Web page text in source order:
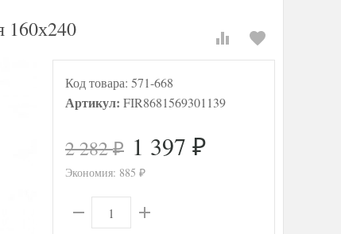
160х240
Код товара: 571-668
Артикул: FIR8681569301139
2 282₽ 1 397 ₽
Экономия: 885 ₽